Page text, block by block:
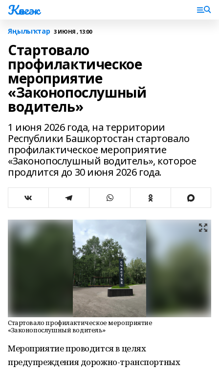
Көнгәк
Яңылыҡтар 3 ИЮНЯ , 13:00
Стартовало
профилактическое
мероприятие
«Законопослушный
водитель»
1 июня 2026 года, на территории
Республики Башкортостан стартовало
профилактическое мероприятие
«Законопослушный водитель», которое
продлится до 30 июня 2026 года.
Стартовало профилактическое мероприятие
«Законопослушный водитель»
Мероприятие проводится в целях
предупреждения дорожно-транспортных